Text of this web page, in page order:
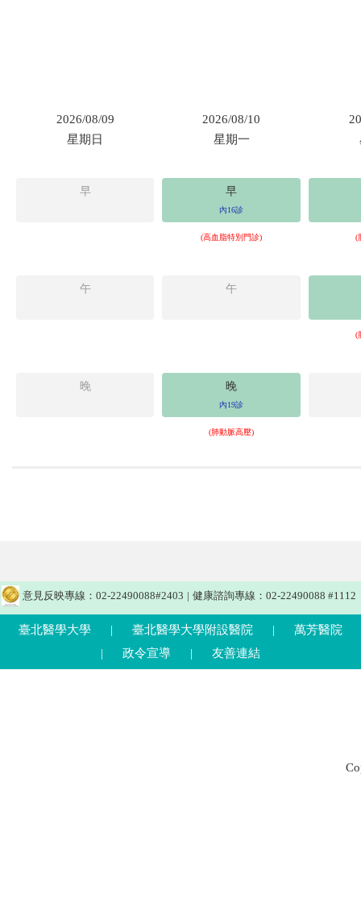
2026/08/09
星期日
2026/08/10
星期一
早 早
內16診
(高血脂特別門診) (
午 午
(
晚 晚
內19診
(肺動脈高壓)
意見反映專線：02-22490088#2403 | 健康諮詢專線：02-22490088 #1112
臺北醫學大學 | 臺北醫學大學附設醫院 |
萬芳醫院
|
政令宣導 | 友善連結